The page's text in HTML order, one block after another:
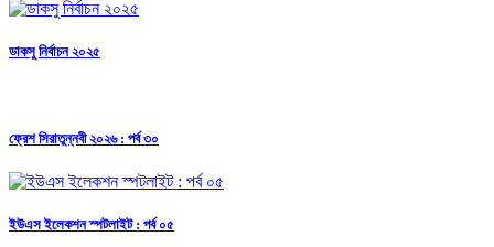
ডাকসু নির্বাচন ২০২৫
ফ্রেশ সিরাতুন্নবী ২০২৬ : পর্ব ৩০
ইউএস ইলেকশন স্পটলাইট : পর্ব ০৫